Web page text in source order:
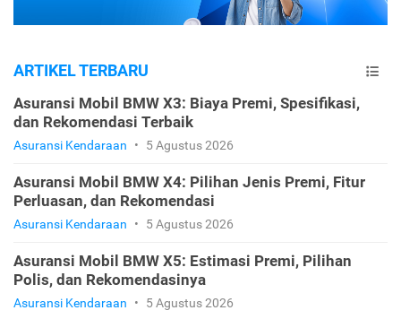
ARTIKEL TERBARU
Asuransi Mobil BMW X3: Biaya Premi, Spesifikasi,
dan Rekomendasi Terbaik
Asuransi Kendaraan • 5 Agustus 2026
Asuransi Mobil BMW X4: Pilihan Jenis Premi, Fitur
Perluasan, dan Rekomendasi
Asuransi Kendaraan • 5 Agustus 2026
Asuransi Mobil BMW X5: Estimasi Premi, Pilihan
Polis, dan Rekomendasinya
Asuransi Kendaraan • 5 Agustus 2026